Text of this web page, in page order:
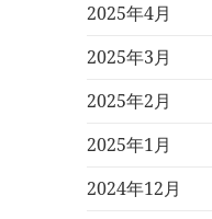
2025年4月
2025年3月
2025年2月
2025年1月
2024年12月